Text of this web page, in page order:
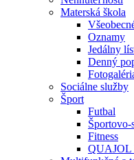
Materská škola
Oznamy
Jedálny
Denný
Sociálne služby
Šport
Futbal
Fitness
QUAJOL